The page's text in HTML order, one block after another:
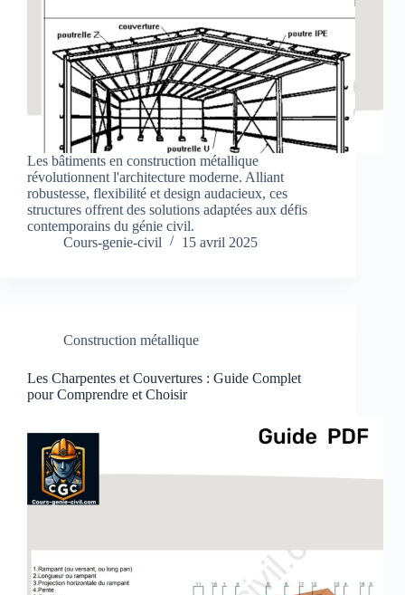
Les bâtiments en construction métallique
révolutionnent l'architecture moderne. Alliant
robustesse, flexibilité et design audacieux, ces
structures offrent des solutions adaptées aux défis
contemporains du génie civil.
Cours-genie-civil
15 avril 2025
Construction métallique
Les Charpentes et Couvertures : Guide Complet
pour Comprendre et Choisir